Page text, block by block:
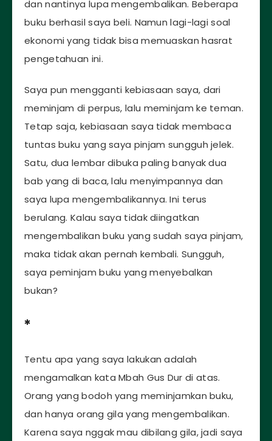
dan nantinya lupa mengembalikan. Beberapa
buku berhasil saya beli. Namun lagi-lagi soal
ekonomi yang tidak bisa memuaskan hasrat
pengetahuan ini.
Saya pun mengganti kebiasaan saya, dari
meminjam di perpus, lalu meminjam ke teman.
Tetap saja, kebiasaan saya tidak membaca
tuntas buku yang saya pinjam sungguh jelek.
Satu, dua lembar dibuka paling banyak dua
bab yang di baca, lalu menyimpannya dan
saya lupa mengembalikannya. Ini terus
berulang. Kalau saya tidak diingatkan
mengembalikan buku yang sudah saya pinjam,
maka tidak akan pernah kembali. Sungguh,
saya peminjam buku yang menyebalkan
bukan?
*
Tentu apa yang saya lakukan adalah
mengamalkan kata Mbah Gus Dur di atas.
Orang yang bodoh yang meminjamkan buku,
dan hanya orang gila yang mengembalikan.
Karena saya nggak mau dibilang gila, jadi saya